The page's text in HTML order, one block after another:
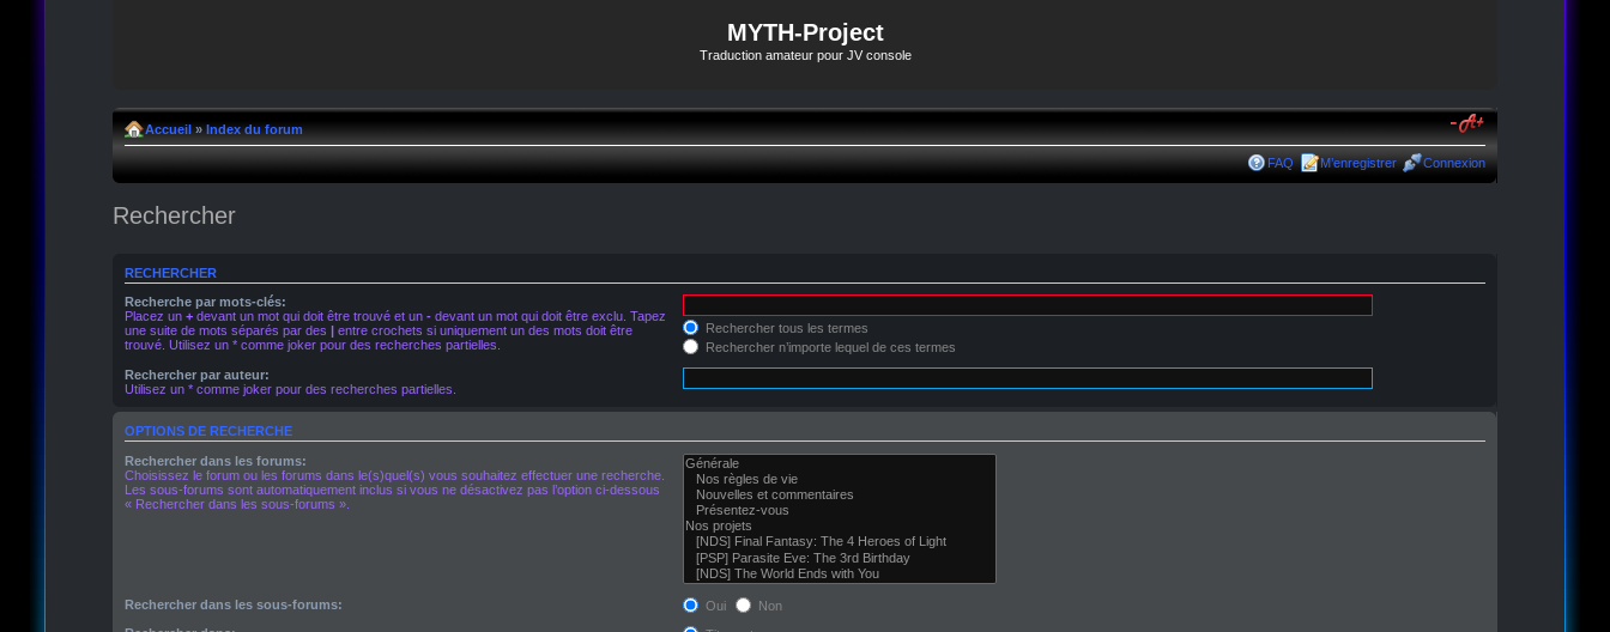
MYTH-Project
Traduction amateur pour JV console
Accueil» Index du forum
FAQ M’enregistrer Connexion
Rechercher
RECHERCHER
Recherche par mots-clés:
Placez un +devant un mot qui doit être trouvé et un -devant un mot qui doit être exclu. Tapez
une suite de mots séparés par des |entre crochets si uniquement un des mots doit être
trouvé. Utilisez un * comme joker pour des recherches partielles.
Rechercher tous les termes
Rechercher n’importe lequel de ces termes
Rechercher par auteur:
Utilisez un * comme joker pour des recherches partielles.
OPTIONS DE RECHERCHE
Rechercher dans les forums:
Choisissez le forum ou les forums dans le(s)quel(s) vous souhaitez effectuer une recherche.
Les sous-forums sont automatiquement inclus si vous ne désactivez pas l’option ci-dessous
« Rechercher dans les sous-forums ».
Rechercher dans les sous-forums: Oui
Non